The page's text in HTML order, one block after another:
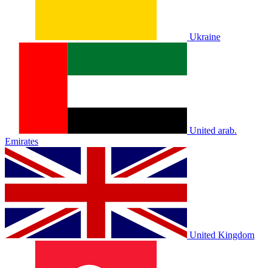
Ukraine
United arab.
Emirates
United Kingdom